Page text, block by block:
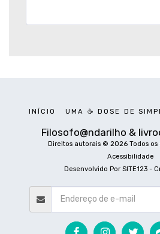
Filosofo@ndarilho &
Direitos autorais © 2026 Todos os
Acessibilidade
Desenvolvido PorSITE123 -
INÍCIO UMA ☕ DOSE DE